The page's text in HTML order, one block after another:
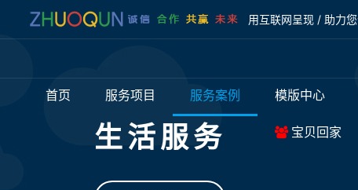
用互联网呈现 / 助力
首页 服务项目 服务案例 模版中心
宝贝回家
生活服务